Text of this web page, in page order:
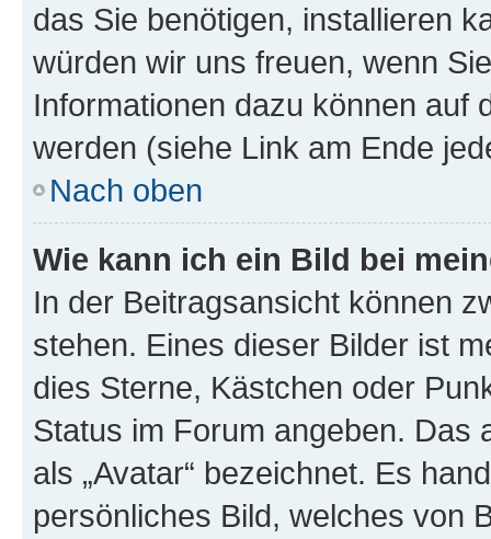
das Sie benötigen, installieren
würden wir uns freuen, wenn
Informationen dazu können auf
werden (siehe Link am Ende
Nach oben
Wie kann ich ein Bild bei
In der Beitragsansicht können
stehen. Eines dieser Bilder ist
dies Sterne, Kästchen oder
Status im Forum angeben. Das
als „Avatar“ bezeichnet. Es
persönliches Bild, welches von